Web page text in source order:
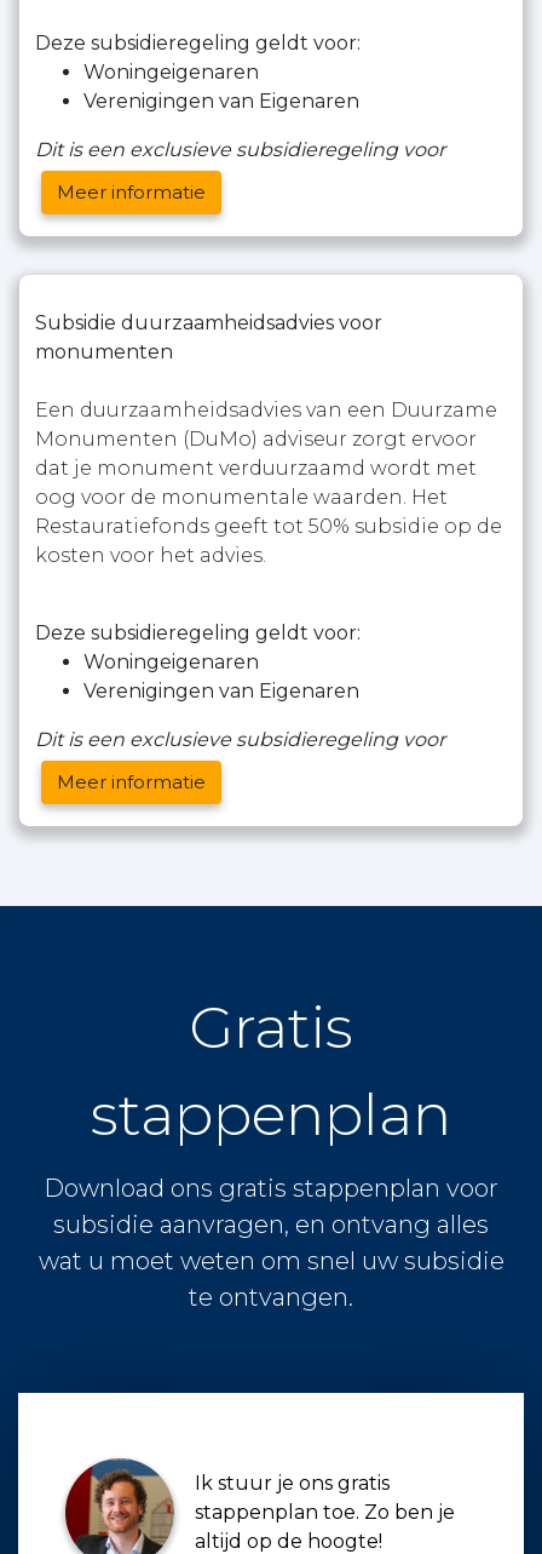
Deze subsidieregeling geldt voor:
Woningeigenaren
Verenigingen van Eigenaren
Dit is een exclusieve subsidieregeling voor
Meer informatie
Subsidie duurzaamheidsadvies voor
monumenten
Een duurzaamheidsadvies van een Duurzame
Monumenten (DuMo) adviseur zorgt ervoor
dat je monument verduurzaamd wordt met
oog voor de monumentale waarden. Het
Restauratiefonds geeft tot 50% subsidie op de
kosten voor het advies.
Deze subsidieregeling geldt voor:
Woningeigenaren
Verenigingen van Eigenaren
Dit is een exclusieve subsidieregeling voor
Meer informatie
Gratis
stappenplan
Download ons gratis stappenplan voor
subsidie aanvragen, en ontvang alles
wat u moet weten om snel uw subsidie
te ontvangen.
Ik stuur je ons gratis
stappenplan toe. Zo ben je
altijd op de hoogte!